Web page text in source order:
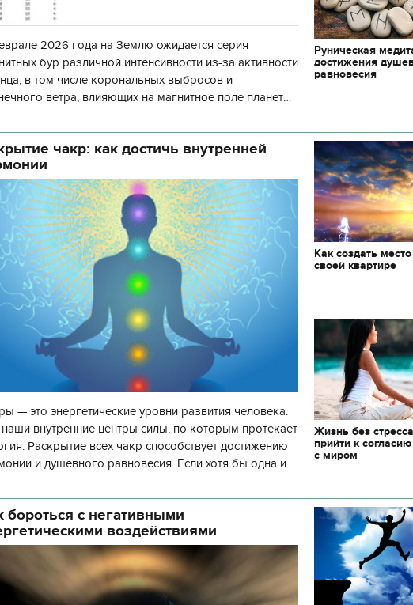
2026 года на Землю ожидается серия
бур различной интенсивности из-за активности
в том числе корональных выбросов и
ветра, влияющих на магнитное поле планеты.
Руническая
достижения
равновесия
чакр: как достичь внутренней
— это энергетические уровни развития человека.
внутренние центры силы, по которым протекает
Раскрытие всех чакр способствует достижению
и душевного равновесия. Если хотя бы одна и
Как создать
своей квартире
Жизнь без
прийти к
с миром
бороться с негативными
воздействиями